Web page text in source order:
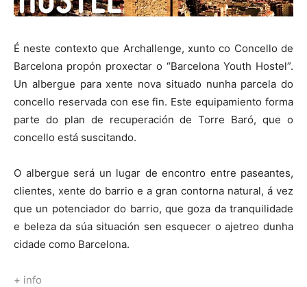
É neste contexto que Archallenge, xunto co Concello de
Barcelona propón proxectar o “Barcelona Youth Hostel”.
Un albergue para xente nova situado nunha parcela do
concello reservada con ese fin. Este equipamiento forma
parte do plan de recuperación de Torre Baró, que o
concello está suscitando.
O albergue será un lugar de encontro entre paseantes,
clientes, xente do barrio e a gran contorna natural, á vez
que un potenciador do barrio, que goza da tranquilidade
e beleza da súa situación sen esquecer o ajetreo dunha
cidade como Barcelona.
+ info